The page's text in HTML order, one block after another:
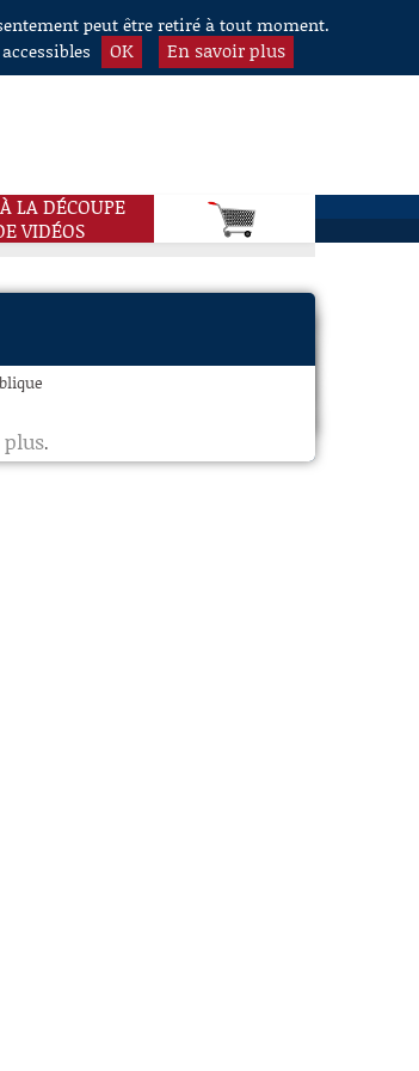
peut être retiré à tout moment.
OK En savoir plus
LA DÉCOUPE
VIDÉOS
.